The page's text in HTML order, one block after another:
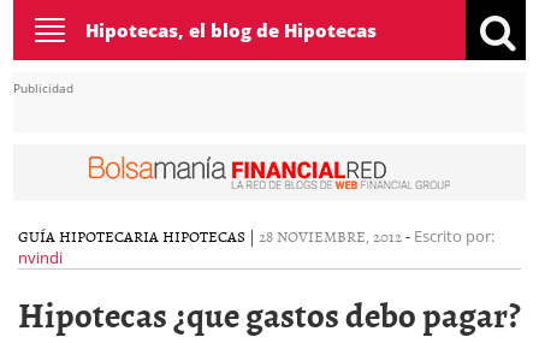
Toggle
navigation
Hipotecas, el blog de Hipotecas
Publicidad
GUÍA HIPOTECARIAHIPOTECAS | 28 NOVIEMBRE, 2012- Escrito por:
nvindi
Hipotecas ¿que gastos debo pagar?